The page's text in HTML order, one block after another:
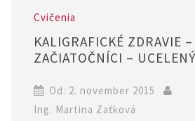
Cvičenia
KALIGRAFICKÉ ZDRAVIE –
ZAČIATOČNÍCI –
Od: 2. november 2015
Ing. Martina Zaťková